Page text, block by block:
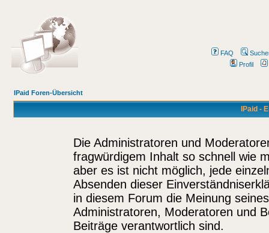
FAQ
Profil
IPaid Foren-Übersicht
IPaid -
Die Administratoren und
fragwürdigem Inhalt so schnell wie
aber es ist nicht möglich, jede
Absenden dieser
in diesem Forum die Meinung
Administratoren, Moderatoren und
Beiträge verantwortlich sind.